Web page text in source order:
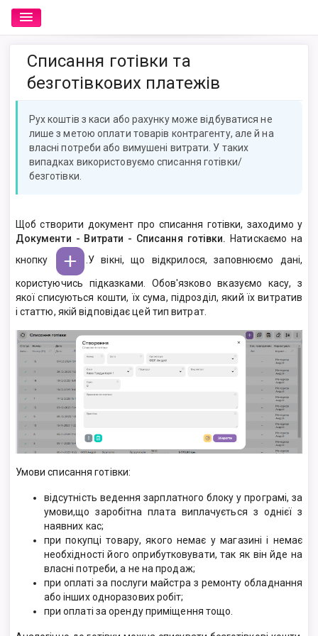
Списання готівки та
безготівкових платежів
Рух коштів з каси або рахунку може відбуватися не
лише з метою оплати товарів контрагенту, але й на
власні потреби або вимушені витрати. У таких
випадках використовуємо списання готівки/
безготівки.
Щоб створити документ про списання готівки, заходимо у
Документи - Витрати - Списання готівки. Натискаємо на
кнопку
.У вікні, що відкрилося, заповнюємо дані,
користуючись підказками. Обов'язково вказуємо касу, з
якої списуються кошти, їх сума, підрозділ, який їх витратив
і статтю, якій відповідає цей тип витрат.
Умови списання готівки:
відсутність ведення зарплатного блоку у програмі, за
умови,що заробітна плата виплачується з однієї з
наявних кас;
при покупці товару, якого немає у магазині і немає
необхідності його оприбутковувати, так як він йде на
власні потреби, а не на продаж;
при оплаті за послуги майстра з ремонту обладнання
або інших одноразових робіт;
при оплаті за оренду приміщення тощо.